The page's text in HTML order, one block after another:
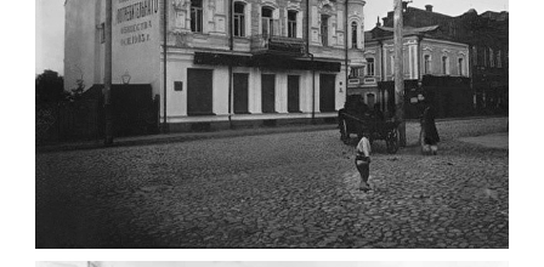
ФОТО ЖИТОМИРА 1905 ВУЛ.
МИХАЙЛІВСЬКА-СКОРУЛЬСЬКОГО